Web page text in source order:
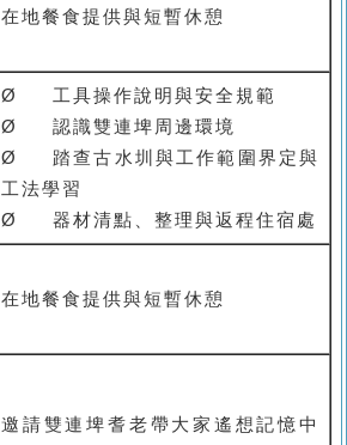
在地餐食提供與短暫休憩
Ø 工具操作說明與安全規範
Ø 認識雙連埤周邊環境
Ø 踏查古水圳與工作範圍界定與
工法學習
Ø 器材清點、整理與返程住宿處
在地餐食提供與短暫休憩
邀請雙連埤耆老帶大家遙想記憶中